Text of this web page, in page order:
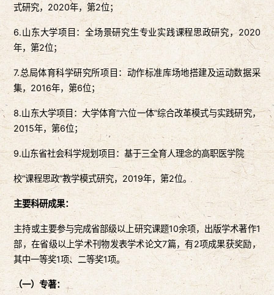
式研究，2020年，第2位；
6.山东大学项目：全场景研究生专业实践课程思政研究，2020
年，第2位；
7.总局体育科学研究所项目：动作标准库场地搭建及运动数据采
集，2016年，第6位；
8.山东大学项目：大学体育“六位一体”综合改革模式与实践研究，
2015年，第6位；
9.山东省社会科学规划项目：基于三全育人理念的高职医学院
校“课程思政”教学模式研究，2019年，第2位。
主要科研成果：
主持或主要参与完成省部级以上研究课题10余项，出版学术著作1
部，在省级以上学术刊物发表学术论文7篇，有2项成果获奖励，
其中一等奖1项、二等奖1项。
（一）专著：